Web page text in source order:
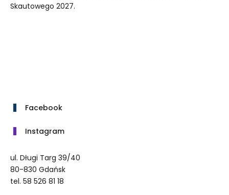
Skautowego 2027.
Facebook
Instagram
ul. Długi Targ 39/40
80-830 Gdańsk
tel. 58 526 81 18